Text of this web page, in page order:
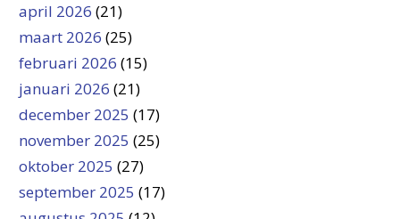
april 2026 (21)
maart 2026 (25)
februari 2026 (15)
januari 2026 (21)
december 2025 (17)
november 2025 (25)
oktober 2025 (27)
september 2025 (17)